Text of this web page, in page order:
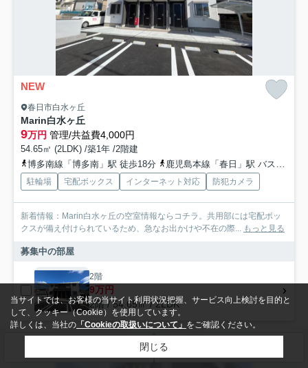
NEW
春日市白水ヶ丘
Marin白水ヶ丘
9万円 管理/共益費4,000円
54.65㎡ (2LDK) /築1年 /2階建
博多南線「博多南」駅 徒歩18分
鹿児島本線「春日」駅 バス16分 「上白水公民館入口」 停歩9分
駐輪場 宅配ボックス インターネット対応 防犯カメラ
新着情報：Marin白水ヶ丘の空室情報ならコチラ。共用部には宅配ボッ
クスが備え付けられているため、急なお出かけや不在の際...
もっと見る
募集中の部屋
2階
9万円
2階 / 54.65㎡ / 2LDK
当サイトでは、お客様の当サイト利用状況把握、サービス向上検討を目的と
して、クッキー（Cookie）を使用しています。
詳しくは、当社の 「Cookieの取扱いについて」 をご確認ください。
閉じる